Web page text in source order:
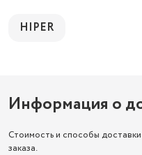
HIPER
Информация о
Стоимость и способы
заказа.